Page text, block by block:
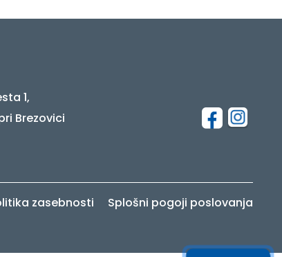
1,
Brezovici
zasebnosti Splošni pogoji poslovanja